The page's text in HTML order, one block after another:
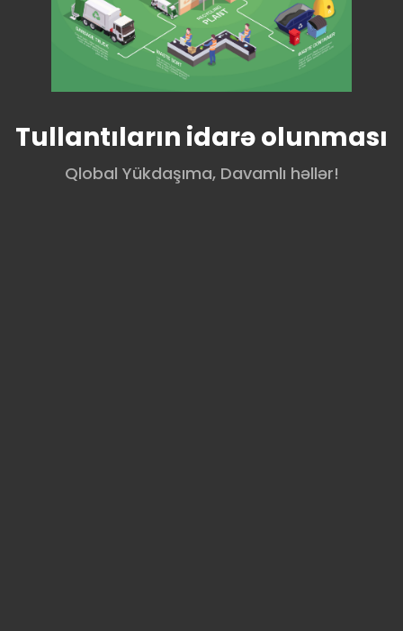
Tullantıların idarə olunması
Qlobal Yükdaşıma, Davamlı həllər!